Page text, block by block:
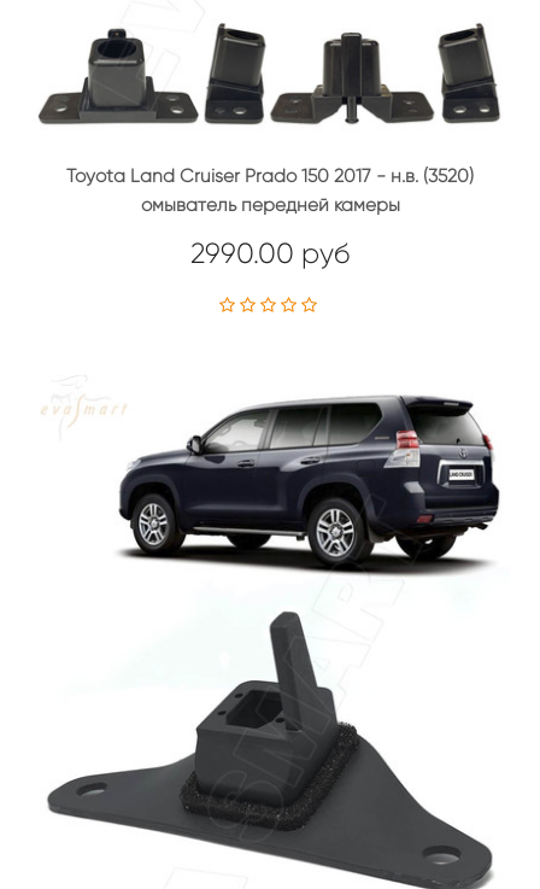
Toyota Land Cruiser Prado 150 2017 - н.в. (3520)
омыватель передней камеры
2990.00 руб